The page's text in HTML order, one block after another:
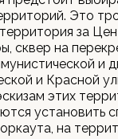
Это
за
сквер на
и
и Красной
этих
установить
на